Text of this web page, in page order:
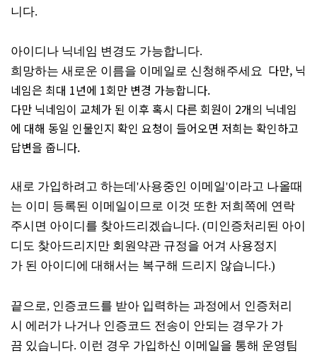
니다.
아이디나 닉네임 변경도 가능합니다.
희망하는 새로운 이름을 이메일로 신청해주세요 다만, 닉
네임은 최대 1년에 1회만 변경 가능합니다.
다만 닉네임이 교체가 된 이후 혹시 다른 회원이 2개의 닉네임
에 대해 동일 인물인지 확인 요청이 들어오면 저희는 확인하고
답변을 줍니다.
새로 가입하려고 하는데'사용중인 이메일'이라고 나올때
는 이미 등록된 이메일이므로 이것 또한 저희쪽에 연락
주시면 아이디를 찾아드리겠습니다. (미인증처리된 아이
디도 찾아드리지만 회원약관 규정을 어겨 사용정지
가 된 아이디에 대해서는 복구해 드리지 않습니다.)
끝으로, 인증코드를 받아 입력하는 과정에서 인증처리
시 에러가 나거나 인증코드 전송이 안되는 경우가 가
끔 있습니다. 이런 경우 가입하신 이메일을 통해 운영팀